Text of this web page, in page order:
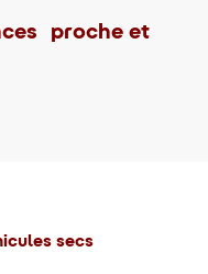
proche et
secs